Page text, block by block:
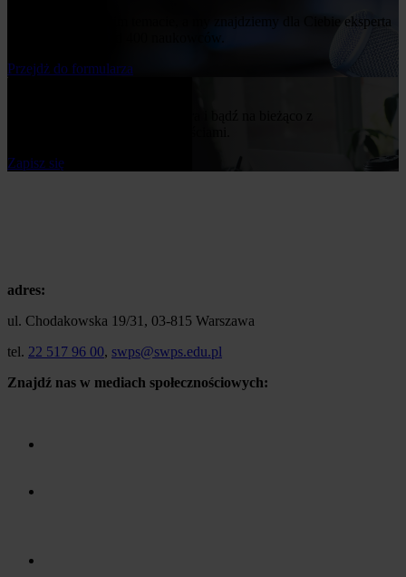
Napisz nam o swoim temacie, a my znajdziemy dla Ciebie eksperta
Przejdż do formularza
Zapisz się
adres:
ul. Chodakowska 19/31, 03-815 Warszawa
tel. 22 517 96 00, swps@swps.edu.pl
Znajdź nas w mediach społecznościowych: